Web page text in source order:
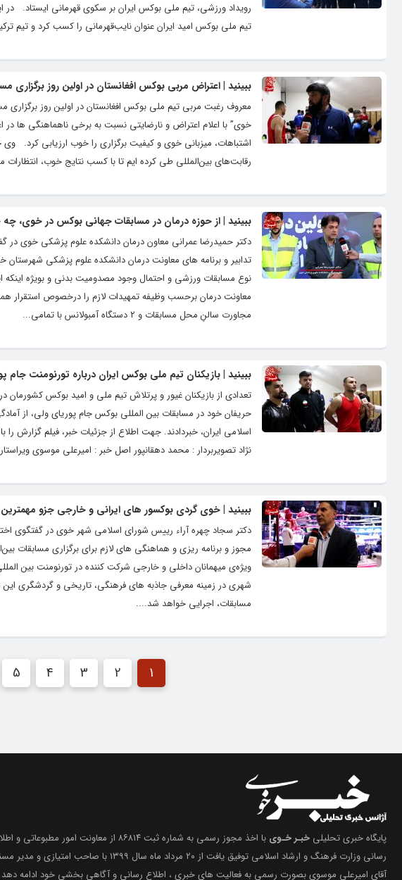
رویداد ورزشی، تیم ملی بوکس ایران بر سکوی قهرمانی ایستاد. در
تیم ملی بوکس امید ایران عنوان نایب‌قهرمانی را کسب کرد و تیم
ببینید | اعتراض مربی بوکس افغانستان در اولین روز برگزاری
معروف رغبت مربی تیم ملی بوکس افغانستان در اولین روز برگزاری
خوی” با اعلام اعتراض و نارضایتی نسبت به برخی ناهماهنگی ها
اشتباهات، میزبانی خوی و کیفیت برگزاری را خوب ارزیابی کرد.
رقابت‌های بین‌المللی طی کرده ایم تا با کسب نتایج خوب، انتظارات
ببینید | از حوزه درمان در مسابقات جهانی بوکس در خوی، چه
دکتر حمیدرضا عمرانی معاون درمان دانشکده علوم پزشکی خوی در
تدابیر و برنامه های معاونت درمان دانشکده علوم پزشکی
نوع مسابقات ورزشی و احتمال وجود مصدومیت بدنی و بویژه اینکه
معاونت درمان برحسب وظیفه تمهیدات لازم را درخصوص استقرار
مجاورت سالنِ محل مسابقات و ۲ دستگاه آمبولانس با تمامی...
ببینید | بازیکنان تیم ملی بوکس ایران درباره تورنومنت
تعدادی از بازیکنان غیور و پرتلاش تیم ملی و امید بوکس
حریفان خود در مسابقات بین المللی بوکس جام پوریای ولی، از
اسلامی ایران، خبردادند. جهت اطلاع از جزئیات خبر، فیلم گزارش
نژاد تصویربردار : محمد دهقانپور اصل خبر : امیرعلی موسوی
ببینید | خوی گردی بوکسور های ایرانی و خارجی جزو
دکتر سجاد چهره آراء رییس شورای اسلامی شهر خوی در گفتگوی
مجوز و برنامه ریزی و هماهنگی های لازم برای برگزاری مسابقات
ویژه‌ی میهمانان داخلی و خارجی شرکت کننده در تورنومنت بین
شهری در زمینه معرفی جاذبه های فرهنگی، تاریخی و گردشگری این
مسابقات، اجرایی خواهد شد....
1
2
3
4
5
پایگاه خبری تحلیلی خبـر خـوی
با اخذ مجوز رسمی به شماره ثبت ۸۶۸۱۴ از معاونت امور مطبوعاتی و
رسانی وزارت فرهنگ و ارشاد اسلامی توفیق یافت از ۲۰ مرداد ماه سال ۱۳۹۹ با صاحب
آقای امیرعلی موسوی بصورت رسمی به فعالیت های خبری ، اطلاع رسانی و آگاهی بخشیِ خود ادامه